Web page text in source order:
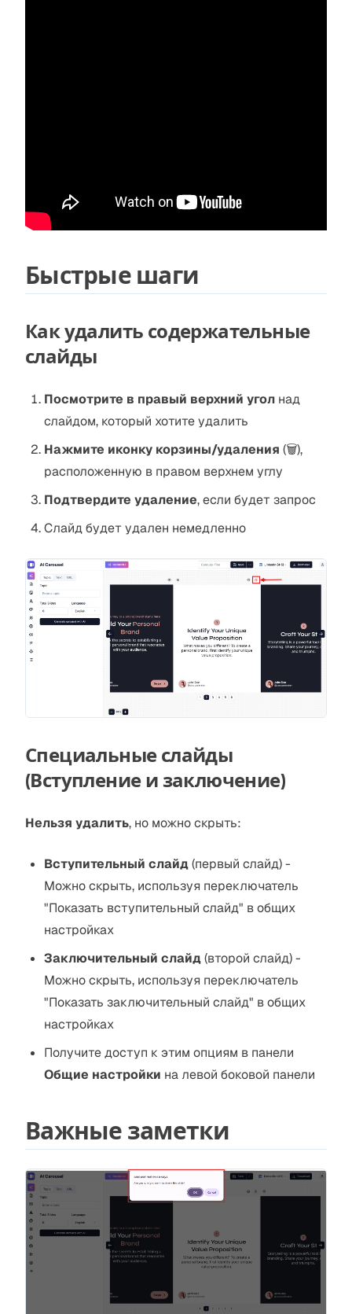
Быстрые шаги
Как удалить содержательные
слайды
Посмотрите в правый верхний угол над
слайдом, который хотите удалить
Нажмите иконку корзины/удаления (🗑️),
расположенную в правом верхнем углу
Подтвердите удаление, если будет запрос
Слайд будет удален немедленно
Специальные слайды
(Вступление и заключение)
Нельзя удалить, но можно скрыть:
Вступительный слайд(первый слайд) -
Можно скрыть, используя переключатель
"Показать вступительный слайд" в общих
настройках
Заключительный слайд(второй слайд) -
Можно скрыть, используя переключатель
"Показать заключительный слайд" в общих
настройках
Получите доступ к этим опциям в панели
Общие настройки на левой боковой панели
Важные заметки